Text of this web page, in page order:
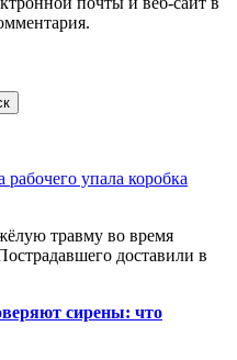
упала коробка
травму во время
доставили в
сирены: что